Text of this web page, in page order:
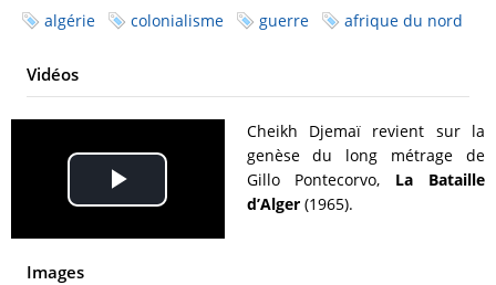
algérie
colonialisme guerre afrique du nord
Vidéos
Play
Video
Cheikh Djemaï revient sur la
genèse du long métrage de
Gillo Pontecorvo, La Bataille
d’Alger (1965).
Images